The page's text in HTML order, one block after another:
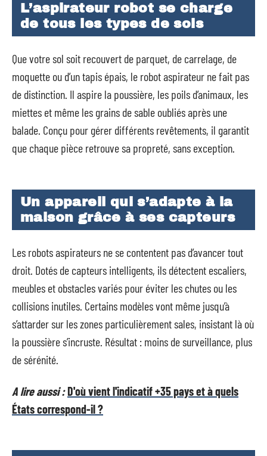
L’aspirateur robot se charge
de tous les types de sols
Que votre sol soit recouvert de parquet, de carrelage, de
moquette ou d’un tapis épais, le robot aspirateur ne fait pas
de distinction. Il aspire la poussière, les poils d’animaux, les
miettes et même les grains de sable oubliés après une
balade. Conçu pour gérer différents revêtements, il garantit
que chaque pièce retrouve sa propreté, sans exception.
Un appareil qui s’adapte à la
maison grâce à ses capteurs
Les robots aspirateurs ne se contentent pas d’avancer tout
droit. Dotés de capteurs intelligents, ils détectent escaliers,
meubles et obstacles variés pour éviter les chutes ou les
collisions inutiles. Certains modèles vont même jusqu’à
s’attarder sur les zones particulièrement sales, insistant là où
la poussière s’incruste. Résultat : moins de surveillance, plus
de sérénité.
A lire aussi :D'où vient l'indicatif +35 pays et à quels
États correspond-il ?